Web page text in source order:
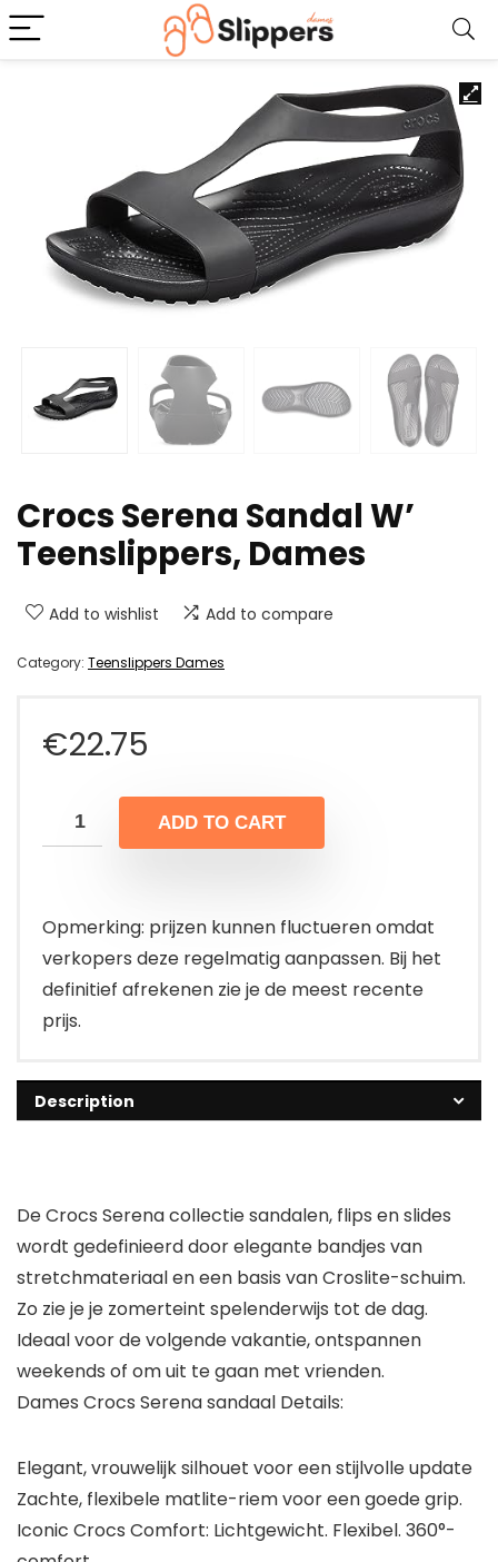
Crocs Serena Sandal W’
Teenslippers, Dames
Add to wishlist Add to compare
Category: Teenslippers Dames
€22.75
ADD TO CART
Opmerking: prijzen kunnen fluctueren omdat
verkopers deze regelmatig aanpassen. Bij het
definitief afrekenen zie je de meest recente
prijs.
Description
De Crocs Serena collectie sandalen, flips en slides
wordt gedefinieerd door elegante bandjes van
stretchmateriaal en een basis van Croslite-schuim.
Zo zie je je zomerteint spelenderwijs tot de dag.
Ideaal voor de volgende vakantie, ontspannen
weekends of om uit te gaan met vrienden.
Dames Crocs Serena sandaal Details:
Elegant, vrouwelijk silhouet voor een stijlvolle update
Zachte, flexibele matlite-riem voor een goede grip.
Iconic Crocs Comfort: Lichtgewicht. Flexibel. 360°-